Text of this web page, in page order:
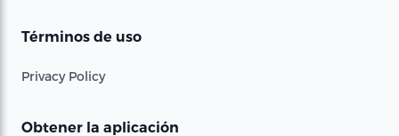
Términos de uso
Privacy Policy
Obtener la aplicación